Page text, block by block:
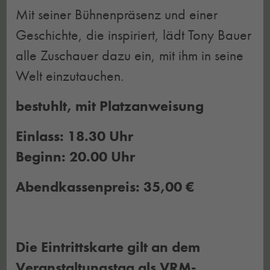
Mit seiner Bühnenpräsenz und einer
Geschichte, die inspiriert, lädt Tony Bauer
alle Zuschauer dazu ein, mit ihm in seine
Welt einzutauchen.
bestuhlt, mit Platzanweisung
Einlass: 18.30 Uhr
Beginn: 20.00 Uhr
Abendkassenpreis: 35,00 €
Die Eintrittskarte gilt an dem